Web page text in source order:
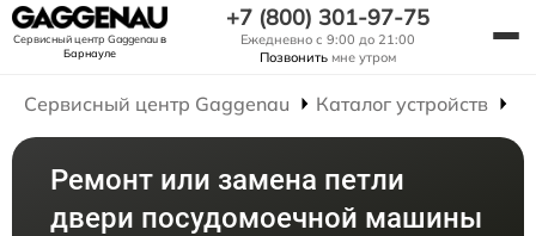
Сервисный центр Gaggenauв
Барнауле
+7 (800) 301-97-75
Ежедневно с 9:00 до 21:00
Позвонить мне утром
Сервисный центр Gaggenau Каталог устройств
Ремонт или замена петли
двери посудомоечной машины